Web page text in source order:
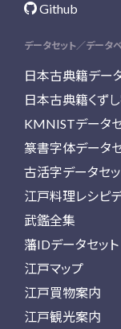
Github
データセット／データ
日本古典籍デー
日本古典籍くず
KMNISTデータ
篆書字体データ
古活字データセ
江戸料理レシピ
武鑑全集
藩IDデータセット
江戸マップ
江戸買物案内
江戸観光案内